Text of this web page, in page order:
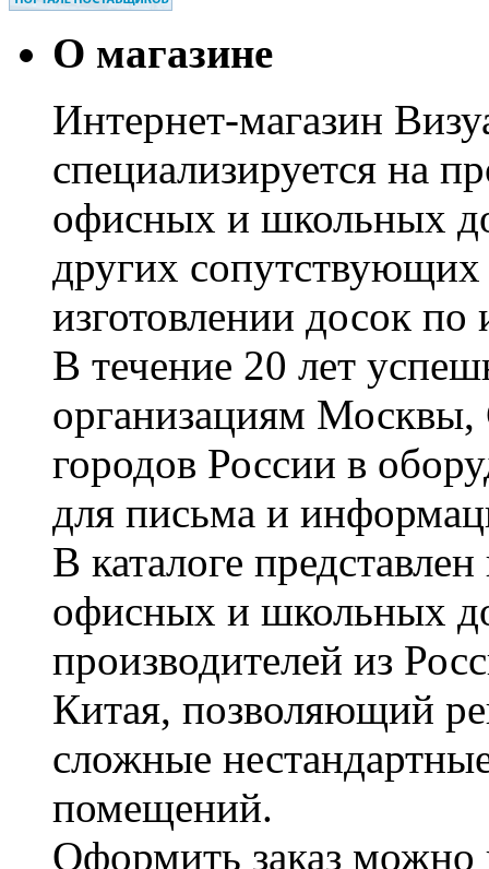
О магазине
Интернет-магазин
специализируется на
офисных и школьных
других сопутствующих
изготовлении досок по
В течение 20 лет
организациям Москвы,
городов России в
для письма и
В каталоге
офисных и школьных
производителей из
Китая, позволяющий
сложные
помещений.
Оформить заказ можно